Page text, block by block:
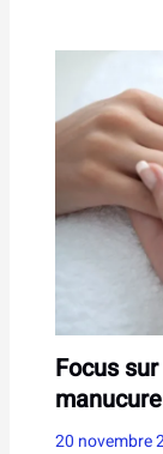
Focus
20 novembre